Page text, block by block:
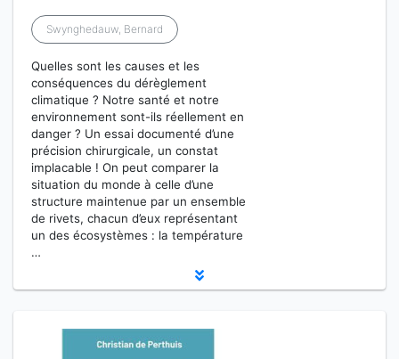
Swynghedauw, Bernard
Quelles sont les causes et les
conséquences du dérèglement
climatique ? Notre santé et notre
environnement sont-ils réellement en
danger ? Un essai documenté d’une
précision chirurgicale, un constat
implacable ! On peut comparer la
situation du monde à celle d’une
structure maintenue par un ensemble
de rivets, chacun d’eux représentant
un des écosystèmes : la température
…